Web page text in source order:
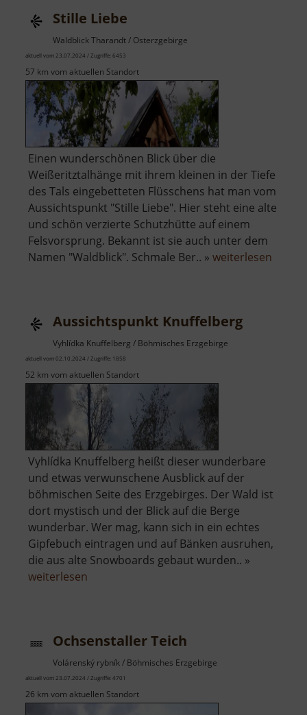
Stille Liebe
Waldblick Tharandt / Osterzgebirge
aktuell vom 23.07.2024 / Zugriffe: 6453
57 km vom aktuellen Standort
Einen wunderschönen Blick über die
Weißeritztalhänge mit ihrem kleinen in der Tiefe
des Tals eingebetteten Flüsschens hat man vom
Aussichtspunkt "Stille Liebe". Hier steht eine alte
und schön verzierte Schutzhütte auf einem
Felsvorsprung. Bekannt ist sie auch unter dem
Namen "Waldblick". Schmale Ber.. » weiterlesen
Aussichtspunkt Knuffelberg
Vyhlídka Knuffelberg / Böhmisches Erzgebirge
aktuell vom 02.10.2024 / Zugriffe: 1858
52 km vom aktuellen Standort
Vyhlídka Knuffelberg heißt dieser wunderbare
und etwas verwunschene Ausblick auf der
böhmischen Seite des Erzgebirges. Der Wald ist
dort mystisch und der Blick auf die Berge
wunderbar. Wer mag, kann sich in ein echtes
Gipfebuch eintragen und auf Bänken ausruhen,
die aus alte Snowboards gebaut wurden.. »
weiterlesen
Ochsenstaller Teich
Volárenský rybník / Böhmisches Erzgebirge
aktuell vom 23.07.2024 / Zugriffe: 4701
26 km vom aktuellen Standort